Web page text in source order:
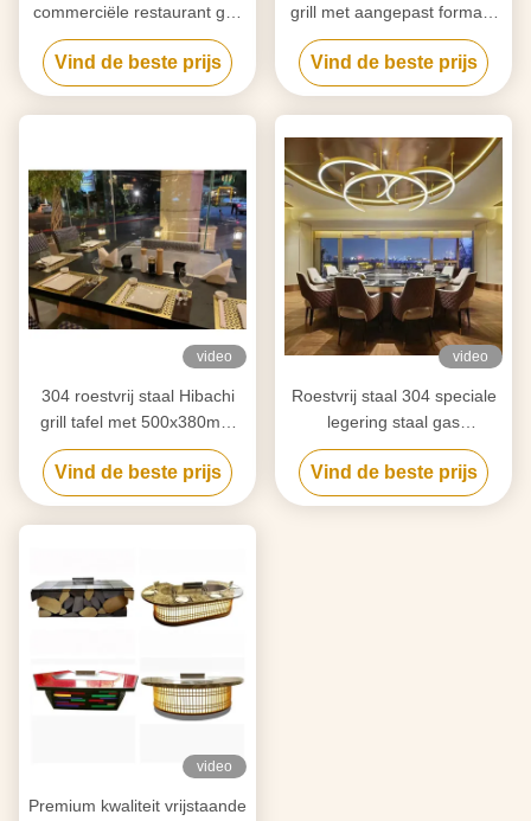
commerciële restaurant grill
voor BBQ binnen koken
Vind de beste prijs
grill met aangepast formaat
ontwerp
Vind de beste prijs
video
304 roestvrij staal Hibachi
grill tafel met 500x380mm
kookruimte
Vind de beste prijs
video
Roestvrij staal 304 speciale
legering staal gas
Teppanyaki Grill
Temperatuurbereik 50-300C
2 jaar
Vind de beste prijs
video
Premium kwaliteit vrijstaande